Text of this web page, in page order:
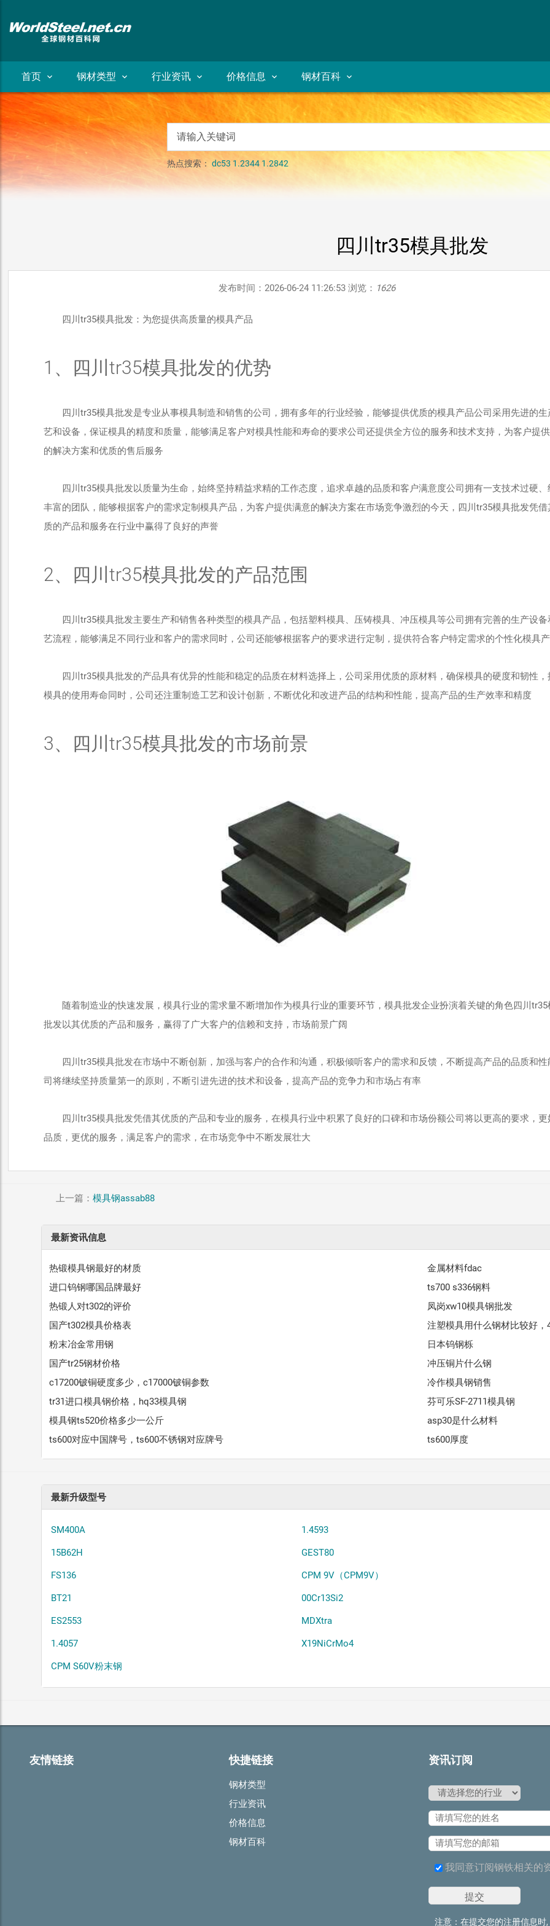
首页 钢材类型 行业资讯 价格信息 钢材百科
热点搜索： dc53 1.2344 1.2842
四川tr35模具批发
发布时间：2026-06-24 11:26:53 浏览： 1626
四川tr35模具批发：为您提供高质量的模具产品
1、四川tr35模具批发的优势
四川tr35模具批发是专业从事模具制造和销售的公司，拥有多年的行业经验，能够提供优质的模具产品公司采用先进的生
艺和设备，保证模具的精度和质量，能够满足客户对模具性能和寿命的要求公司还提供全方位的服务和技术支持，为客户提
的解决方案和优质的售后服务
四川tr35模具批发以质量为生命，始终坚持精益求精的工作态度，追求卓越的品质和客户满意度公司拥有一支技术过硬、
丰富的团队，能够根据客户的需求定制模具产品，为客户提供满意的解决方案在市场竞争激烈的今天，四川tr35模具批发凭借
质的产品和服务在行业中赢得了良好的声誉
2、四川tr35模具批发的产品范围
四川tr35模具批发主要生产和销售各种类型的模具产品，包括塑料模具、压铸模具、冲压模具等公司拥有完善的生产设备
艺流程，能够满足不同行业和客户的需求同时，公司还能够根据客户的要求进行定制，提供符合客户特定需求的个性化模具
四川tr35模具批发的产品具有优异的性能和稳定的品质在材料选择上，公司采用优质的原材料，确保模具的硬度和韧性，
模具的使用寿命同时，公司还注重制造工艺和设计创新，不断优化和改进产品的结构和性能，提高产品的生产效率和精度
3、四川tr35模具批发的市场前景
随着制造业的快速发展，模具行业的需求量不断增加作为模具行业的重要环节，模具批发企业扮演着关键的角色四川tr35
批发以其优质的产品和服务，赢得了广大客户的信赖和支持，市场前景广阔
四川tr35模具批发在市场中不断创新，加强与客户的合作和沟通，积极倾听客户的需求和反馈，不断提高产品的品质和性
司将继续坚持质量第一的原则，不断引进先进的技术和设备，提高产品的竞争力和市场占有率
四川tr35模具批发凭借其优质的产品和专业的服务，在模具行业中积累了良好的口碑和市场份额公司将以更高的要求，更
品质，更优的服务，满足客户的需求，在市场竞争中不断发展壮大
上一篇： 模具钢assab88
最新资讯信息
热锻模具钢最好的材质
金属材料fdac
进口钨钢哪国品牌最好
ts700 s336钢料
热锻人对t302的评价
凤岗xw10模具钢批发
国产t302模具价格表
注塑模具用什么钢材比较好，
粉末冶金常用钢
日本钨钢栎
国产tr25钢材价格
冲压铜片什么钢
c17200铍铜硬度多少，c17000铍铜参数
冷作模具钢销售
tr31进口模具钢价格，hq33模具钢
芬可乐SF-2711模具钢
模具钢ts520价格多少一公斤
asp30是什么材料
ts600对应中国牌号，ts600不锈钢对应牌号
ts600厚度
最新升级型号
SM400A 1.4593
15B62H GEST80
FS136 CPM 9V（CPM9V）
BT21 00Cr13Si2
ES2553 MDXtra
1.4057 X19NiCrMo4
CPM S60V粉末钢
友情链接 快捷链接
钢材类型
行业资讯
价格信息
钢材百科
资讯订阅
我同意订阅钢铁相关的资
注意：在提交您的注册信息时